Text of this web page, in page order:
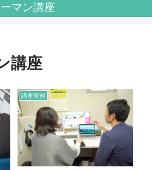
マン講座
講座
講座実例